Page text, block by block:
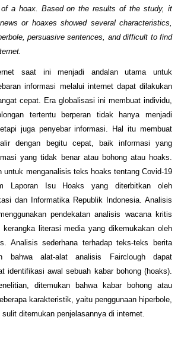
a hoax. Based on the results of the study, it
or hoaxes showed several characteristics,
persuasive sentences, and difficult to find
saat ini menjadi andalan utama untuk
informasi melalui internet dapat dilakukan
cepat. Era globalisasi ini membuat individu,
tertentu berperan tidak hanya menjadi
juga penyebar informasi. Hal itu membuat
dengan begitu cepat, baik informasi yang
yang tidak benar atau bohong atau hoaks.
untuk menganalisis teks hoaks tentang Covid-19
Laporan Isu Hoaks yang diterbitkan oleh
dan Informatika Republik Indonesia. Analisis
pendekatan analisis wacana kritis
kerangka literasi media yang dikemukakan oleh
Analisis sederhana terhadap teks-teks berita
bahwa alat-alat analisis Fairclough dapat
identifikasi awal sebuah kabar bohong (hoaks).
ditemukan bahwa kabar bohong atau
karakteristik, yaitu penggunaan hiperbole,
ditemukan penjelasannya di internet.